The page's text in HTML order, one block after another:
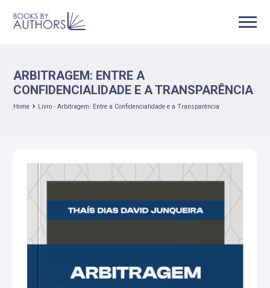
ARBITRAGEM: ENTRE A
CONFIDENCIALIDADE E A TRANSPARÊNCIA
Home Livro - Arbitragem: Entre a Confidencialidade e a Transparência